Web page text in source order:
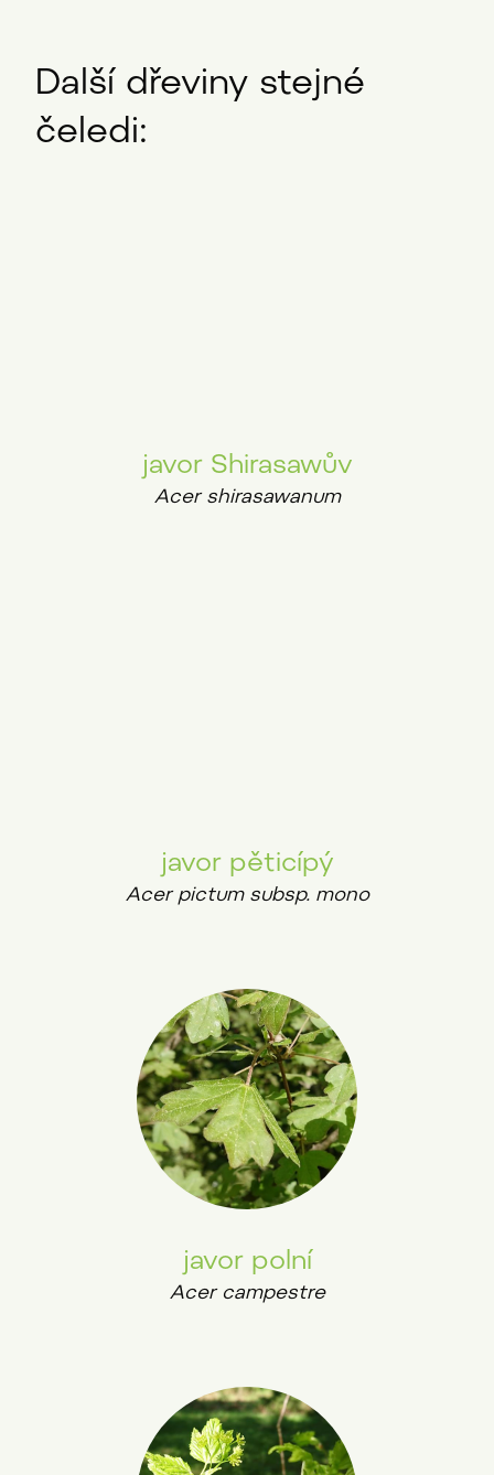
Další dřeviny stejné
čeledi:
javor Shirasawův
Acer shirasawanum
javor pěticípý
Acer pictum subsp. mono
javor polní
Acer campestre